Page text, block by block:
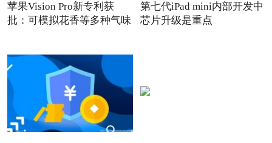
苹果Vision Pro新专利获
批：可模拟花香等多种气味
第七代iPad mini内部开发中
芯片升级是重点